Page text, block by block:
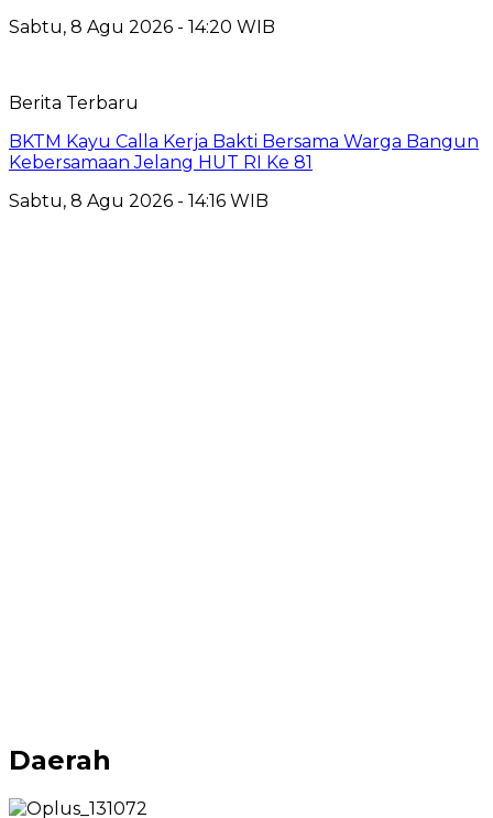
Sabtu, 8 Agu 2026 - 14:20 WIB
Berita Terbaru
BKTM Kayu Calla Kerja Bakti Bersama Warga Bangun
Kebersamaan Jelang HUT RI Ke 81
Sabtu, 8 Agu 2026 - 14:16 WIB
Daerah